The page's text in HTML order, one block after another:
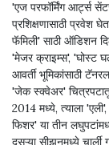
'एज परफॉर्मिंग आर्ट्स
प्रशिक्षणासाठी प्रवेश
फॅमिली' साठी ऑडिशन
'मेजर क्राइम्स', 'घोस्ट
आवर्ती भूमिकांसाठी
'जेक स्क्वेअर'
2014 मध्ये, त्याला
फिशर' या तीन
दुसऱ्या सीझनमध्ये चार्ली